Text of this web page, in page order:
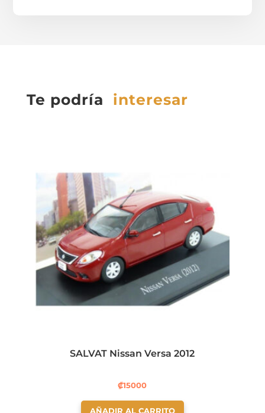
Te podría interesar
SALVAT Nissan Versa 2012
₡15000
AÑADIR AL CARRITO